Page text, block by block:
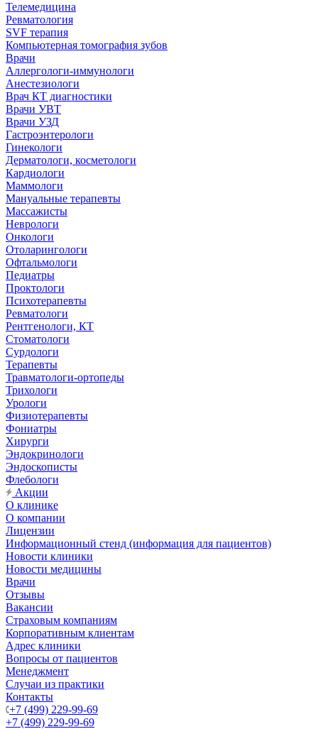
Телемедицина
Ревматология
SVF терапия
Компьютерная томография зубов
Врачи
Аллергологи-иммунологи
Анестезиологи
Врач КТ диагностики
Врачи УВТ
Врачи УЗД
Гастроэнтерологи
Гинекологи
Дерматологи, косметологи
Кардиологи
Маммологи
Мануальные терапевты
Массажисты
Неврологи
Онкологи
Отоларингологи
Офтальмологи
Педиатры
Проктологи
Психотерапевты
Ревматологи
Рентгенологи, КТ
Стоматологи
Сурдологи
Терапевты
Травматологи-ортопеды
Трихологи
Урологи
Физиотерапевты
Фониатры
Хирурги
Эндокринологи
Эндоскописты
Флебологи
Акции
О клинике
О компании
Лицензии
Информационный стенд (информация для пациентов)
Новости клиники
Новости медицины
Врачи
Отзывы
Вакансии
Страховым компаниям
Корпоративным клиентам
Адрес клиники
Вопросы от пациентов
Менеджмент
Случаи из практики
Контакты
+7 (499) 229-99-69
+7 (499) 229-99-69